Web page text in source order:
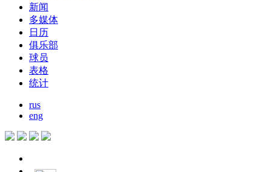
新闻
多媒体
日历
俱乐部
球员
表格
统计
rus
eng